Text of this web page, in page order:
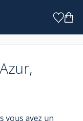
vous avez un